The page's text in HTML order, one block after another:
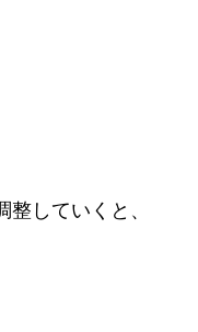
していくと、